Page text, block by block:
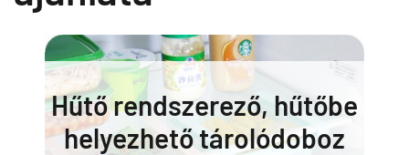
Hűtő rendszerező, hűtőbe
helyezhető tárolódoboz